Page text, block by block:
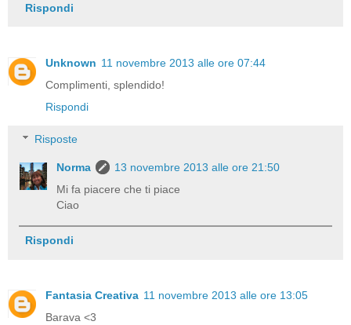
Rispondi
Unknown 11 novembre 2013 alle ore 07:44
Complimenti, splendido!
Rispondi
Risposte
Norma
13 novembre 2013 alle ore 21:50
Mi fa piacere che ti piace
Ciao
Rispondi
Fantasia Creativa 11 novembre 2013 alle ore 13:05
Barava <3